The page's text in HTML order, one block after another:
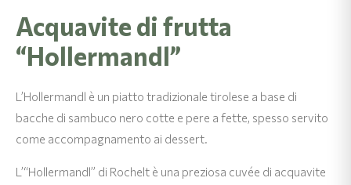
Acquavite di frutta
“Hollermandl”
L’Hollermandl è un piatto tradizionale tirolese a base di
bacche di sambuco nero cotte e pere a fette, spesso servito
come accompagnamento ai dessert.
L’“Hollermandl” di Rochelt è una preziosa cuvée di acquavite